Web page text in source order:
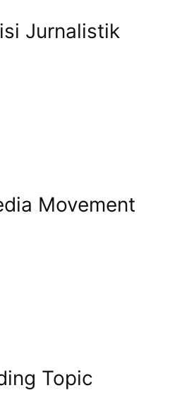
Jurnalistik
Movement
Topic